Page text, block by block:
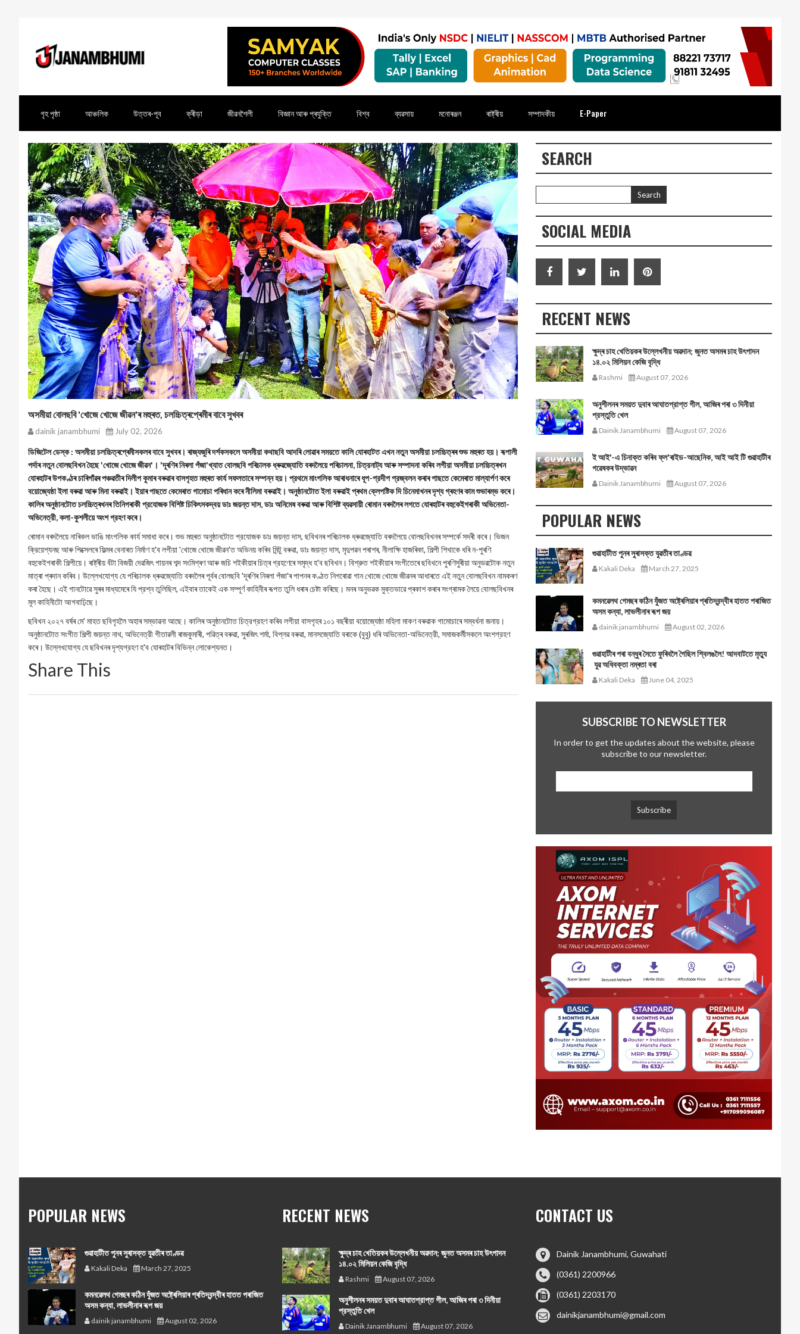
গৃহ পৃষ্ঠা আঞ্চলিক উত্তৰ-পূব ক্ৰীড়া জীৱনশৈলী বিজ্ঞান আৰু প্ৰযুক্তি বিশ্ব ব্যৱসায় মনোৰঞ্জন ৰাষ্ট্ৰীয় সম্পাদকীয় E-Paper
অসমীয়া বোলছবি 'খোজে খোজে জীৱন'ৰ মহুৰত, চলচ্চিত্ৰপ্ৰেমীৰ বাবে সুখবৰ
dainik janambhumi July 02, 2026
ডিজিটেল ডেস্ক : অসমীয়া চলচ্চিত্ৰপ্ৰেমীসকলৰ বাবে সুখবৰ। ৰাজ্যজুৰি দর্শকসকলে অসমীয়া কথাছবি আদৰি লোৱাৰ সময়তে কালি যোৰহাটত এখন নতুন অসমীয়া চলচ্চিত্ৰৰ শুভ মহুৰত হয়। ৰূপালী
পৰ্দাৰ নতুন বোলছবিখন হৈছে 'খোজে খোজে জীৱন'। 'দূৰণিৰ নিৰলা পঁজা'খ্যাত বোলছবি পৰিচালক ধ্ৰুৱজ্যোতি বৰদলৈয়ে পৰিচালনা, চিত্রনাট্য আৰু সম্পাদনা কৰিব লগীয়া অসমীয়া চলচ্চিত্ৰখন
যোৰহাটৰ উপকণ্ঠৰ চাৰিগাঁৱৰ পঞ্চৱতীৰ দিলীপ কুমাৰ বৰুৱাৰ বাসগৃহত মহুৰত কাৰ্য সফলতাৰে সম্পন্ন হয়। প্রথমে মাংগলিক আৰাধনাৰে ধূপ-প্রদীপ প্রজ্বলন কৰাৰ পাছতে কেমেৰাত মাল্যার্পণ কৰে
বয়োজ্যেষ্ঠা ইলা বৰুৱা আৰু মিনা বৰুৱাই। ইয়াৰ পাছতে কেমেৰাত গামোচা পৰিধান কৰে নীলিমা বৰুৱাই। অনুষ্ঠানটোত ইলা বৰুৱাই প্ৰথম ক্লেপষ্টিক দি চিনেমাখনৰ দৃশ্য গ্ৰহণৰ কাম শুভাৰম্ভ কৰে।
কালিৰ অনুষ্ঠানটোত চলচ্চিত্ৰখনৰ তিনিগৰাকী প্রযোজক বিশিষ্ট চিকিৎসকদ্বয় ডাঃ জয়ন্ত দাস, ডাঃ অনিমেষ বৰুৱা আৰু বিশিষ্ট ব্যৱসায়ী ৰোমান বৰদলৈৰ লগতে যোৰহাটৰ বহুকেইগৰাকী অভিনেতা-
অভিনেত্রী, কলা-কুশলীয়ে অংশ গ্রহণ কৰে।
ৰোমান বৰদলৈয়ে নাৰিকল ভাঙি মাংগলিক কার্য সমাধা কৰে। শুভ মহুৰত অনুষ্ঠানটোত প্রযোজক ডাঃ জয়ন্ত দাস, ছবিখনৰ পৰিচালক ধ্ৰুৱজ্যোতি বৰদলৈয়ে বোলছবিখনৰ সম্পৰ্কে সদৰী কৰে। ভিজন
ক্রিয়েশ্যনছ আৰু পিক্সেলৰে ফিল্মৰ বেনাৰত নিৰ্মাণ হ'ব লগীয়া 'খোজে খোজে জীৱন'ত অভিনয় কৰিব মিন্টু বৰুৱা, ডাঃ জয়ন্ত দাস, মৃদুপৱন পৰাশৰ, নীলাক্ষি হাজৰিকা, শিল্পী শিখাকে ধৰি ন-পুৰণি
বহুকেইগৰাকী শিল্পীয়ে। ৰাষ্ট্ৰীয় বঁটা বিজয়ী দেৱজিৎ গায়নৰ শব্দ সংমিশ্ৰণ আৰু জচি শইকীয়াৰ চিত্ৰ গ্রহণেৰে সমৃদ্ধ হ'ব ছবিখন। বিশ্রুত শইকীয়াৰ সংগীতেৰে ছবিখনে পুৰণিসুৰীয়া অনুভৱটোক নতুন
মাত্ৰা প্ৰদান কৰিব। উল্লেখযোগ্য যে পৰিচালক ধ্ৰুৱজ্যোতি বৰদলৈৰ পূৰ্বৰ বোলছবি 'দূৰণিৰ নিৰলা পঁজা'ৰ পাপনৰ কণ্ঠত নিগৰোৱা গান খোজে খোজে জীৱনৰ আধাৰতে এই নতুন বোলছবিখন নামকৰণ
কৰা হৈছে। এই গানটোৱে সুৰৰ মাধ্যমেৰে যি প্রশ্ন তুলিছিল, এইবাৰ তাকেই এক সম্পূর্ণ কাহিনীৰ ৰূপত তুলি ধৰাৰ চেষ্টা কৰিছে। মনৰ অনুভৱক মুক্তভাৱে প্ৰকাশ কৰাৰ সংগ্ৰামক লৈয়ে বোলছবিখনৰ
মূল কাহিনীটো আগবাঢ়িছে।
ছবিখন ২০২৭ বৰ্ষৰ মে' মাহত ছবিগৃহলৈ অহাৰ সম্ভাৱনা আছে। কালিৰ অনুষ্ঠানটোত চিত্রগ্রহণ কৰিব লগীয়া বাসগৃহৰ ১০১ বছৰীয়া বয়োজ্যেষ্ঠা মহিলা মাকণ বৰুৱাক গামোচাৰে সম্বৰ্ধনা জনায়।
অনুষ্ঠানটোত সংগীত শিল্পী জয়ন্ত নাথ, অভিনেত্রী গীতাৱলী ৰাজকুমাৰী, পৱিত্ৰ বৰুৱা, সুৰজিৎ শৰ্মা, বিপ্লৱ বৰুৱা, মানসজ্যোতি বৰাকে (বুবু) ধৰি অভিনেতা-অভিনেত্রী, সমাজকর্মীসকলে অংশগ্রহণ
কৰে। উল্লেখযোগ্য যে ছবিখনৰ দৃশ্যগ্রহণ হ'ব যোৰহাটৰ বিভিন্ন লোকেশ্যনত।
Share This
SEARCH
SOCIAL MEDIA
RECENT NEWS
ক্ষুদ্ৰ চাহ খেতিয়কৰ উল্লেখনীয় অৱদান; জুনত অসমৰ চাহ উৎপাদন
১৪.০২ মিলিয়ন কেজি বৃদ্ধি
Rashmi August 07, 2026
অনুশীলনৰ সময়ত দুবাৰ আঘাতপ্রাপ্ত গীল, আজিৰ পৰা ৩ দিনীয়া
প্রস্তুতি খেল
Dainik Janambhumi August 07, 2026
ই আই'-এ চিনাক্ত কৰিব ফ্ল'ৰাইড-আছেনিক, আই আই টি গুৱাহাটীৰ
গৱেষকৰ উদ্ভাৱন
Dainik Janambhumi August 07, 2026
POPULAR NEWS
গুৱাহাটীত পুনৰ সুৰাসক্ত যুৱতীৰ তাণ্ডৱ
Kakali Deka March 27, 2025
কমনৱেলথ গেমছৰ কঠিন যুঁজত অষ্ট্ৰেলিয়াৰ প্ৰতিদ্বন্দ্বীৰ হাতত পৰাজিত
অসম কন্যা, লাভলীনাৰ ৰূপ জয়
dainik janambhumi August 02, 2026
গুৱাহাটীৰ পৰা বন্ধুৰ সৈতে ফুৰিবলৈ গৈছিল শ্বিলঙলৈ! আদবাটতে মৃত্যু
যুৱ অধিবক্তা নম্ৰতা বৰা
Kakali Deka June 04, 2025
SUBSCRIBE TO NEWSLETTER
In order to get the updates about the website, please
subscribe to our newsletter.
POPULAR NEWS
গুৱাহাটীত পুনৰ সুৰাসক্ত যুৱতীৰ তাণ্ডৱ
Kakali Deka March 27, 2025
কমনৱেলথ গেমছৰ কঠিন যুঁজত অষ্ট্ৰেলিয়াৰ প্ৰতিদ্বন্দ্বীৰ হাতত পৰাজিত
অসম কন্যা, লাভলীনাৰ ৰূপ জয়
dainik janambhumi August 02, 2026
RECENT NEWS
ক্ষুদ্ৰ চাহ খেতিয়কৰ উল্লেখনীয় অৱদান; জুনত অসমৰ চাহ উৎপাদন
১৪.০২ মিলিয়ন কেজি বৃদ্ধি
Rashmi August 07, 2026
অনুশীলনৰ সময়ত দুবাৰ আঘাতপ্রাপ্ত গীল, আজিৰ পৰা ৩ দিনীয়া
প্রস্তুতি খেল
Dainik Janambhumi August 07, 2026
CONTACT US
Dainik Janambhumi, Guwahati
(0361) 2200966
(0361) 2203170
dainikjanambhumi@gmail.com